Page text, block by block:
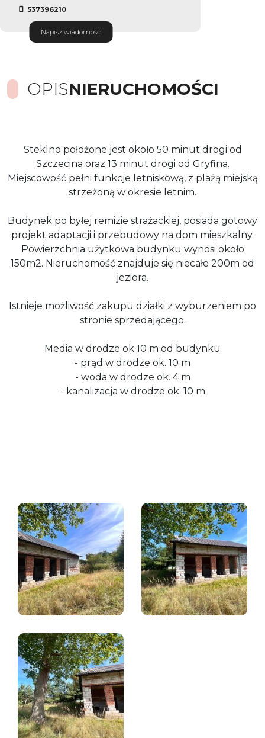
537396210
Napisz wiadomość
OPISNIERUCHOMOŚCI
Steklno położone jest około 50 minut drogi od
Szczecina oraz 13 minut drogi od Gryfina.
Miejscowość pełni funkcje letniskową, z plażą miejską
strzeżoną w okresie letnim.
Budynek po byłej remizie strażackiej, posiada gotowy
projekt adaptacji i przebudowy na dom mieszkalny.
Powierzchnia użytkowa budynku wynosi około
150m2. Nieruchomość znajduje się niecałe 200m od
jeziora.
Istnieje możliwość zakupu działki z wyburzeniem po
stronie sprzedającego.
Media w drodze ok 10 m od budynku
- prąd w drodze ok. 10 m
- woda w drodze ok. 4 m
- kanalizacja w drodze ok. 10 m